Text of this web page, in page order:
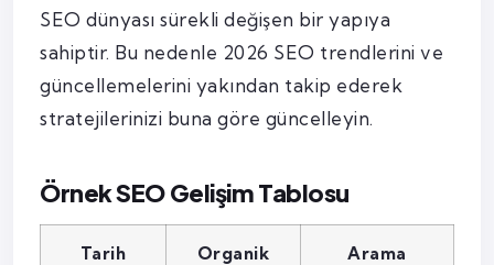
SEO dünyası sürekli değişen bir yapıya
sahiptir. Bu nedenle 2026 SEO trendlerini ve
güncellemelerini yakından takip ederek
stratejilerinizi buna göre güncelleyin.
Örnek SEO Gelişim Tablosu
Tarih
Organik
Arama